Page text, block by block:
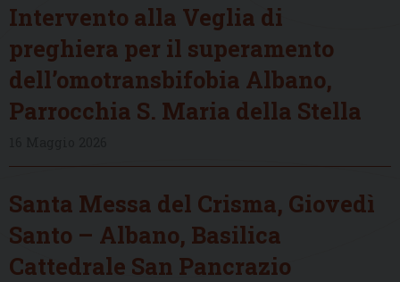
Intervento alla Veglia di
preghiera per il superamento
dell’omotransbifobia Albano,
Parrocchia S. Maria della Stella
Santa Messa del Crisma, Giovedì
Santo – Albano, Basilica
Cattedrale San Pancrazio